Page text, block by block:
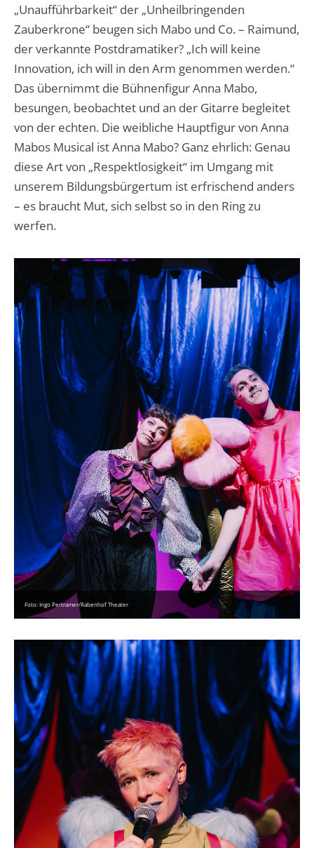
„Unaufführbarkeit“ der „Unheilbringenden
Zauberkrone“ beugen sich Mabo und Co. – Raimund,
der verkannte Postdramatiker? „Ich will keine
Innovation, ich will in den Arm genommen werden.“
Das übernimmt die Bühnenfigur Anna Mabo,
besungen, beobachtet und an der Gitarre begleitet
von der echten. Die weibliche Hauptfigur von Anna
Mabos Musical ist Anna Mabo? Ganz ehrlich: Genau
diese Art von „Respektlosigkeit“ im Umgang mit
unserem Bildungsbürgertum ist erfrischend anders
– es braucht Mut, sich selbst so in den Ring zu
werfen.
Foto: Ingo Pertramer/Rabenhof Theater